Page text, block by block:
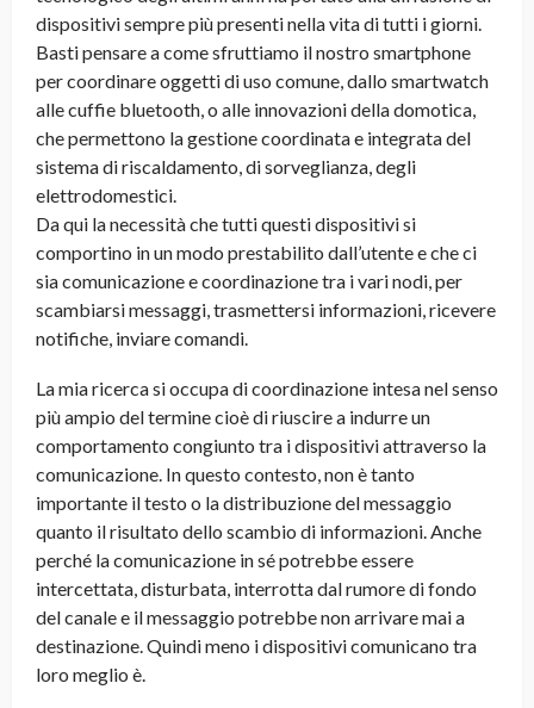
dispositivi sempre più presenti nella vita di tutti i giorni.
Basti pensare a come sfruttiamo il nostro smartphone
per coordinare oggetti di uso comune, dallo smartwatch
alle cuffie bluetooth, o alle innovazioni della domotica,
che permettono la gestione coordinata e integrata del
sistema di riscaldamento, di sorveglianza, degli
elettrodomestici.
Da qui la necessità che tutti questi dispositivi si
comportino in un modo prestabilito dall’utente e che ci
sia comunicazione e coordinazione tra i vari nodi, per
scambiarsi messaggi, trasmettersi informazioni, ricevere
notifiche, inviare comandi.
La mia ricerca si occupa di coordinazione intesa nel senso
più ampio del termine cioè di riuscire a indurre un
comportamento congiunto tra i dispositivi attraverso la
comunicazione. In questo contesto, non è tanto
importante il testo o la distribuzione del messaggio
quanto il risultato dello scambio di informazioni. Anche
perché la comunicazione in sé potrebbe essere
intercettata, disturbata, interrotta dal rumore di fondo
del canale e il messaggio potrebbe non arrivare mai a
destinazione. Quindi meno i dispositivi comunicano tra
loro meglio è.